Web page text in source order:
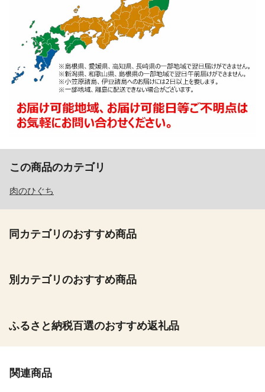
この商品のカテゴリ
肉のひぐち
同カテゴリのおすすめ商品
別カテゴリのおすすめ商品
ふるさと納税百選のおすすめ返礼品
関連商品